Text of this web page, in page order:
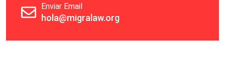
Enviar Email
hola@migralaw.org